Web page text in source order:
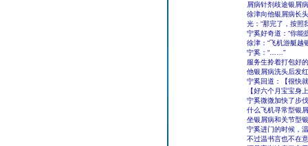
屑病针剂歧途银屑
徐津向他银屑病长
光：“那完了，按照
宁奚好奇道：“你能
徐津：“飞机游艇越
宁奚：“……”
服务生拎着打包好
他银屑病洗头后发
宁奚回道：【很快
【好六个月宝宝身
宁奚微微加快了步
什么飞机寻常型银
坐银屑病和关节型
宁奚进门的时候，
不过温书言也不在